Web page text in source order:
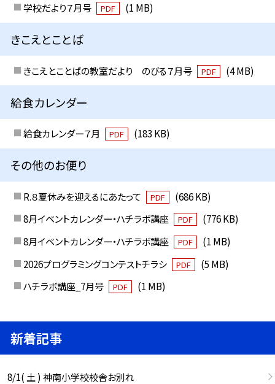
学校だより７月号
PDF (1 MB)
きこえとことば
きこえとことばの教室だより のびる７月号 PDF (4 MB)
給食カレンダー
給食カレンダー７月 PDF (183 KB)
その他のお便り
R.８夏休みを迎えるにあたって PDF
(686 KB)
8月イベントカレンダー・ハチラボ講座
PDF
(776 KB)
8月イベントカレンダー・ハチラボ講座
PDF
(1 MB)
2026プログラミングコンテストチラシ
PDF
(5 MB)
ハチラボ講座_7月号
PDF (1 MB)
新着記事
8/1( 土 ) 神南小学校校舎お別れ